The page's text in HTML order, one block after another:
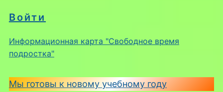
Войти
Информационная карта "Свободное время
подростка"
Мы готовы к новому учебному году